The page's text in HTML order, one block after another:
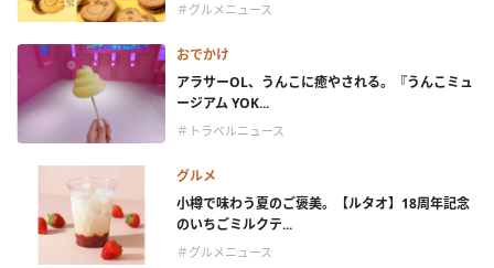
＃グルメニュース
おでかけ
アラサーOL、うんこに癒やされる。『うんこミュ
ージアム YOK...
＃トラベルニュース
グルメ
小樽で味わう夏のご褒美。【ルタオ】18周年記念
のいちごミルクテ...
＃グルメニュース